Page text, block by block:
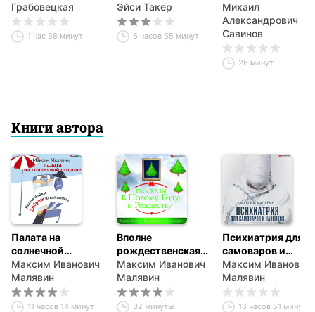
Грабовецкая
1 час 58 минут
власти
искусителя
Эйси Такер
6 часов 55 минут
реальных
событиях
Михаил
Александрович
Савинов
26 минут
Книги автора
Палата на
солнечной
стороне. Новые
байки добрых
психиатров
Максим Иванович
Малявин
11 часов 14 минут
Вполне
рождественская
история
Максим Иванович
Малявин
32 минуты
Психиатрия для
самоваров и
чайников
Максим Иванович
Малявин
16 часов 51 минута